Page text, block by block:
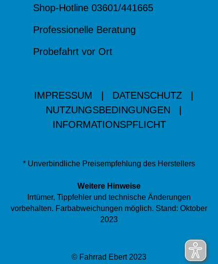
Shop-Hotline 03601/441665
Professionelle Beratung
Probefahrt vor Ort
IMPRESSUM DATENSCHUTZ
NUTZUNGSBEDINGUNGEN
INFORMATIONSPFLICHT
* Unverbindliche Preisempfehlung des Herstellers
Weitere Hinweise
Irrtümer, Tippfehler und technische Änderungen
vorbehalten. Farbabweichungen möglich. Stand: Oktober
2023
© Fahrrad Ebert 2023